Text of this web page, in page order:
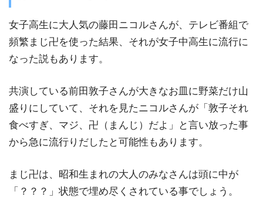
女子高生に大人気の藤田ニコルさんが、テレビ番組で
頻繁まじ卍を使った結果、それが女子中高生に流行に
なった説もあります。
共演している前田敦子さんが大きなお皿に野菜だけ山
盛りにしていて、それを見たニコルさんが「敦子それ
食べすぎ、マジ、卍（まんじ）だよ」と言い放った事
から急に流行りだしたと可能性もあります。
まじ卍は、昭和生まれの大人のみなさんは頭に中が
「？？？」状態で埋め尽くされている事でしょう。